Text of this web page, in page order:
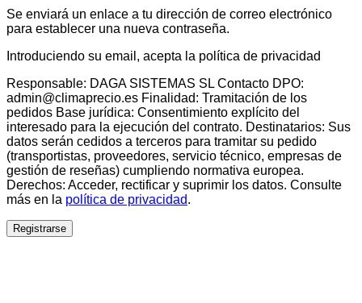
Se enviará un enlace a tu dirección de correo electrónico
para establecer una nueva contraseña.
Introduciendo su email, acepta la política de privacidad
Responsable: DAGA SISTEMAS SL Contacto DPO:
admin@climaprecio.es Finalidad: Tramitación de los
pedidos Base jurídica: Consentimiento explícito del
interesado para la ejecución del contrato. Destinatarios: Sus
datos serán cedidos a terceros para tramitar su pedido
(transportistas, proveedores, servicio técnico, empresas de
gestión de reseñas) cumpliendo normativa europea.
Derechos: Acceder, rectificar y suprimir los datos. Consulte
más en la política de privacidad.
Registrarse